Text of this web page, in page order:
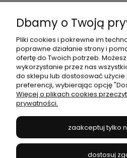
Moje
Płatności i
JANEX
Dbamy o Twoją
Pliki cookies i pokrewne im
poprawne działanie strony i
ofertę do Twoich potrzeb.
wykorzystanie przez nas
do sklepu lub dostosować
preferencji, wybierając opcję
Więcej o plikach cookies
prywatności.
zaakceptuj tylko
dostosuj